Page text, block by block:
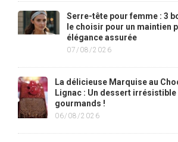
Serre-tête pour femme : 3
le choisir pour un maintien
élégance assurée
07/08/2026
La délicieuse Marquise au
Lignac : Un dessert irrésistible
gourmands !
06/08/2026